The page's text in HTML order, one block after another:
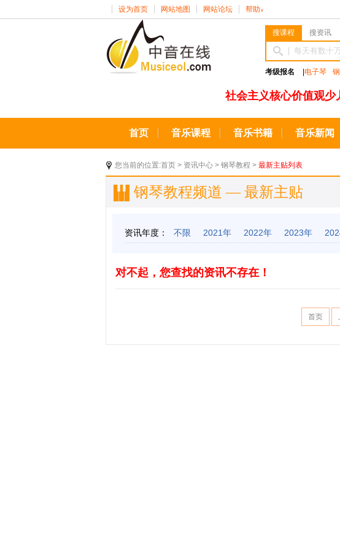
设为首页 网站地图 网站论坛 帮助 ∨
搜课程 搜资讯
考级报名 电子琴
社会主义核心价值观
首页 音乐课程 音乐书籍 音乐新闻
您当前的位置:首页 > 资讯中心 > 钢琴教程 > 最新主贴列表
钢琴教程频道 — 最新主贴
资讯年度： 不限 2021年 2022年 2023年
对不起，您查找的资讯不存在！
首页